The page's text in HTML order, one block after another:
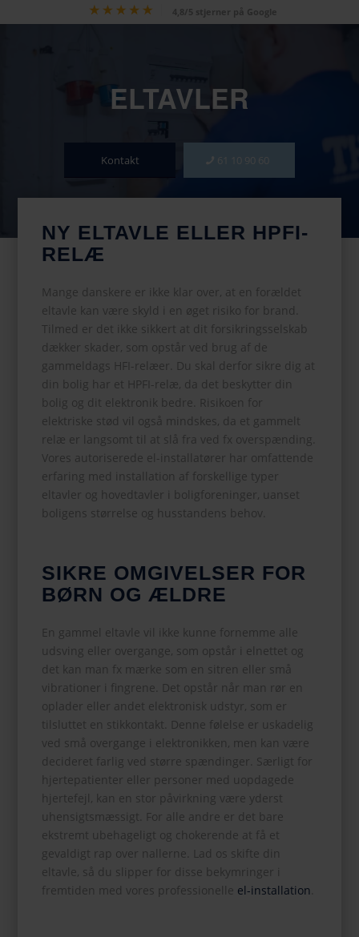
4,8/5 stjerner på Google
ELTAVLER
Kontakt 61 10 90 60
NY ELTAVLE ELLER HPFI-
RELÆ
Mange danskere er ikke klar over, at en forældet
eltavle kan være skyld i en øget risiko for brand.
Tilmed er det ikke sikkert at dit forsikringsselskab
dækker skader, som opstår ved brug af de
gammeldags HFI-relæer. Du skal derfor sikre dig at
din bolig har et HPFI-relæ, da det beskytter din
bolig og dit elektronik bedre. Risikoen for
elektriske stød vil også mindskes, da et gammelt
relæ er langsomt til at slå fra ved fx overspænding.
Vores autoriserede el-installatører har omfattende
erfaring med installation af forskellige typer
eltavler og hovedtavler i boligforeninger, uanset
boligens størrelse og husstandens behov.
SIKRE OMGIVELSER FOR
BØRN OG ÆLDRE
En gammel eltavle vil ikke kunne fornemme alle
udsving eller overgange, som opstår i elnettet og
det kan man fx mærke som en sitren eller små
vibrationer i fingrene. Det opstår når man rør en
oplader eller andet elektronisk udstyr, som er
tilsluttet en stikkontakt. Denne følelse er uskadelig
ved små overgange i elektronikken, men kan være
decideret farlig ved større spændinger. Særligt for
hjertepatienter eller personer med uopdagede
hjertefejl, kan en stor påvirkning være yderst
uhensigtsmæssigt. For alle andre er det bare
ekstremt ubehageligt og chokerende at få et
gevaldigt rap over nallerne. Lad os skifte din
eltavle, så du slipper for disse bekymringer i
fremtiden med vores professionelle el-installation